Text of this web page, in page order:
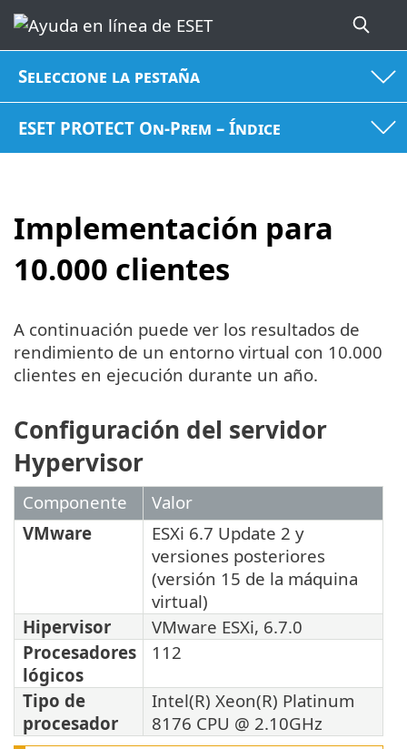
Seleccione la pestaña
ESET PROTECT On-Prem – Índice
Implementación para
10.000 clientes
A continuación puede ver los resultados de
rendimiento de un entorno virtual con 10.000
clientes en ejecución durante un año.
Configuración del servidor
Hypervisor
Componente
Valor
VMware
ESXi 6.7 Update 2 y
versiones posteriores
(versión 15 de la máquina
virtual)
Hipervisor
VMware ESXi, 6.7.0
Procesadores
lógicos
112
Tipo de
procesador
Intel(R) Xeon(R) Platinum
8176 CPU @ 2.10GHz